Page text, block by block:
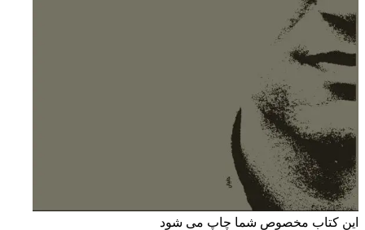
این کتاب مخصوص شما چاپ می شود